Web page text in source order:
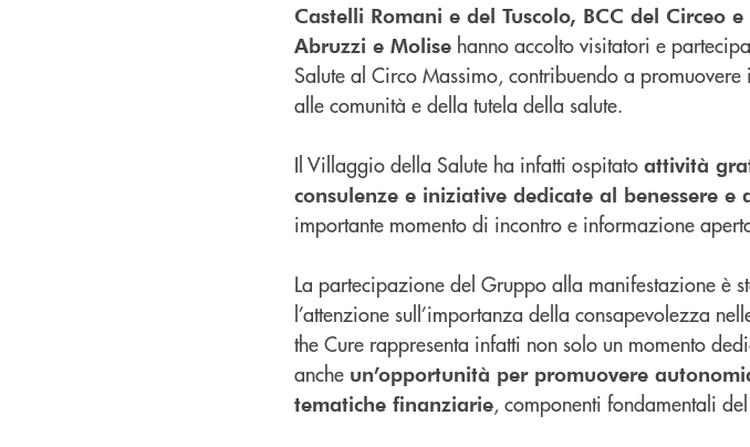
Castelli Romani e del Tuscolo, BCC del Circeo
Abruzzi e Molise hanno accolto visitatori e
Salute al Circo Massimo, contribuendo a
alle comunità e della tutela della salute.
Il Villaggio della Salute ha infatti ospitato attività
consulenze e iniziative dedicate al benessere
importante momento di incontro e informazione
La partecipazione del Gruppo alla manifestazione è
l’attenzione sull’importanza della consapevolezza
the Cure rappresenta infatti non solo un momento
anche un’opportunità per promuovere
tematiche finanziarie, componenti fondamentali